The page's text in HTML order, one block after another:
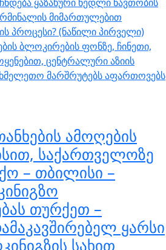
მიმართულებით
პროცესი? (ნაწილი პირველი)
ბლოკირების ფონზე, ჩინეთი,
ცენტრალური აზიის
მარშრუტებს აფართოვებს
ამოღების
საქართველოზე
– თბილისი –
თურქეთ –
ყარსი
სახით